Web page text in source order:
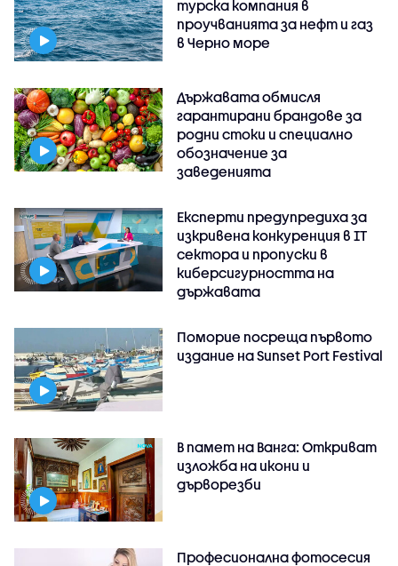
турска компания в
проучванията за нефт и газ
в Черно море
Държавата обмисля
гарантирани брандове за
родни стоки и специално
обозначение за
заведенията
Експерти предупредиха за
изкривена конкуренция в IT
сектора и пропуски в
киберсигурността на
държавата
Поморие посреща първото
издание на Sunset Port Festival
В памет на Ванга: Откриват
изложба на икони и
дърворезби
Професионална фотосесия